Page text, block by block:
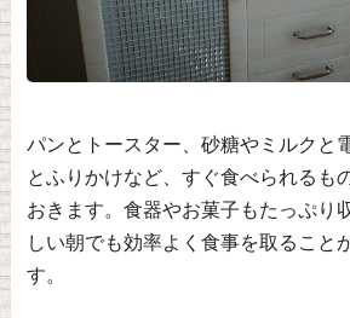
パンとトースター、砂糖やミルクと
とふりかけなど、すぐ食べられるも
おきます。食器やお菓子もたっぷり
しい朝でも効率よく食事を取ること
す。